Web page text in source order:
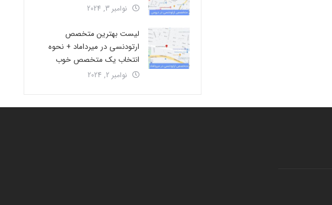
نوامبر 3, 2024
لیست بهترین متخصص
ارتودنسی در میرداماد + نحوه
انتخاب یک متخصص خوب
نوامبر 2, 2024